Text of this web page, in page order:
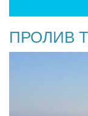
ПРОЛИВ